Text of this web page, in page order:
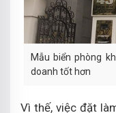
Mẫu biển phòng
doanh tốt hơn
Vì thế, việc đặt